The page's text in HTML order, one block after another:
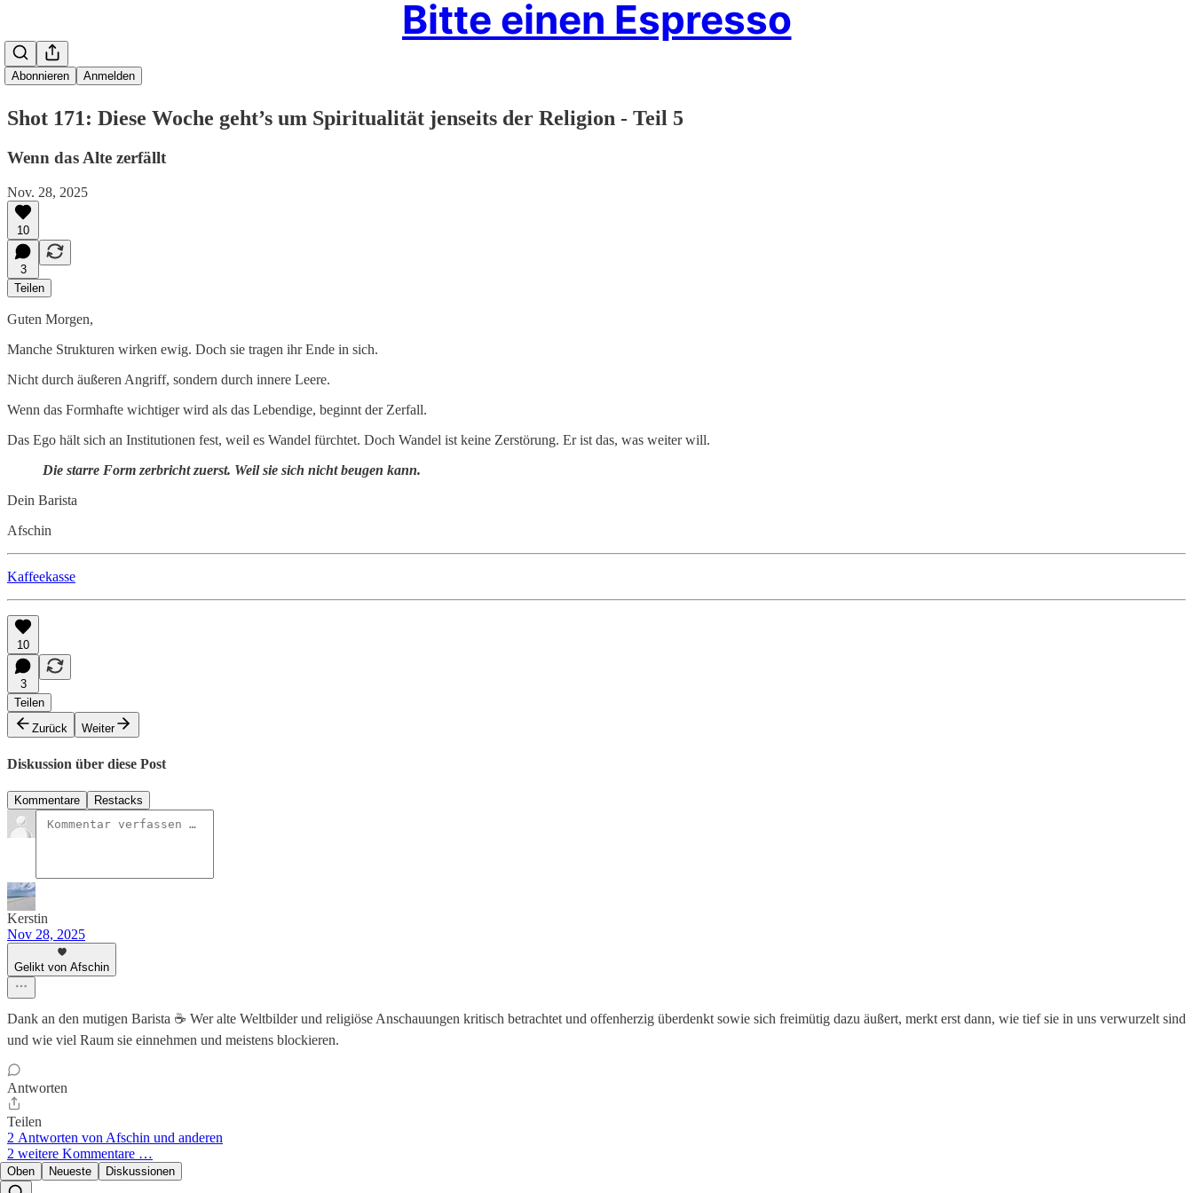
Bitte einen Espresso
Abonnieren Anmelden
Shot 171: Diese Woche geht’s um Spiritualität jenseits der Religion - Teil 5
Wenn das Alte zerfällt
Nov. 28, 2025
10
3
Teilen
Guten Morgen,
Manche Strukturen wirken ewig. Doch sie tragen ihr Ende in sich.
Nicht durch äußeren Angriff, sondern durch innere Leere.
Wenn das Formhafte wichtiger wird als das Lebendige, beginnt der Zerfall.
Das Ego hält sich an Institutionen fest, weil es Wandel fürchtet. Doch Wandel ist keine Zerstörung. Er ist das, was weiter will.
Die starre Form zerbricht zuerst. Weil sie sich nicht beugen kann.
Dein Barista
Afschin
Kaffeekasse
10
3
Teilen
Zurück
Weiter
Diskussion über diese Post
Kommentare Restacks
Kerstin
Nov 28, 2025
Gelikt von Afschin
Dank an den mutigen Barista ☕ Wer alte Weltbilder und religiöse Anschauungen kritisch betrachtet und offenherzig überdenkt sowie sich freimütig dazu äußert, merkt erst dann, wie tief sie in uns verwurzelt sind
und wie viel Raum sie einnehmen und meistens blockieren.
Antworten
Teilen
2 Antworten von Afschin und anderen
2 weitere Kommentare …
Oben Neueste Diskussionen